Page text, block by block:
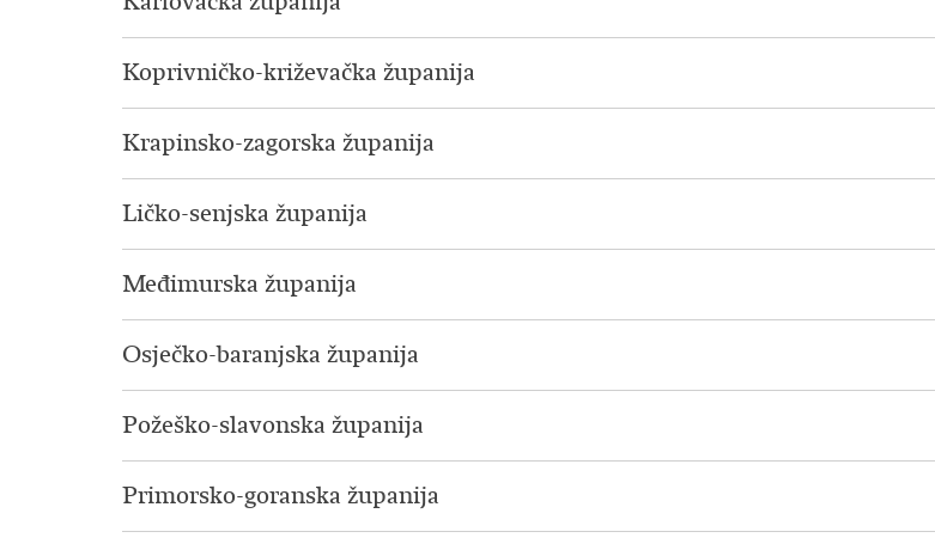
Koprivničko-križevačka županija
Krapinsko-zagorska županija
Ličko-senjska županija
Međimurska županija
Osječko-baranjska županija
Požeško-slavonska županija
Primorsko-goranska županija